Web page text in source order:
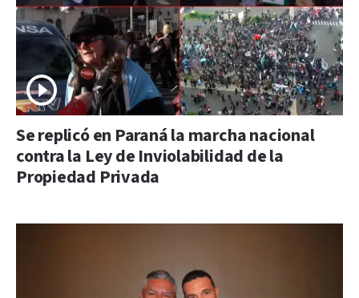
Se replicó en Paraná la marcha nacional
contra la Ley de Inviolabilidad de la
Propiedad Privada